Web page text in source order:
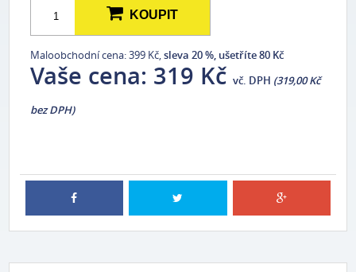
KOUPIT
Maloobchodní cena: 399 Kč,sleva 20 %, ušetříte 80 Kč
Vaše cena: 319 Kč vč. DPH (319,00 Kč
bez DPH)